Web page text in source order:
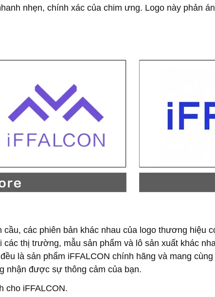
nhẹn, chính xác của chim ưng. Logo này phản
các phiên bản khác nhau của logo thương hiệu
các thị trường, mẫu sản phẩm và lô sản xuất khác
là sản phẩm iFFALCON chính hãng và mang
nhận được sự thông cảm của bạn.
cho iFFALCON.